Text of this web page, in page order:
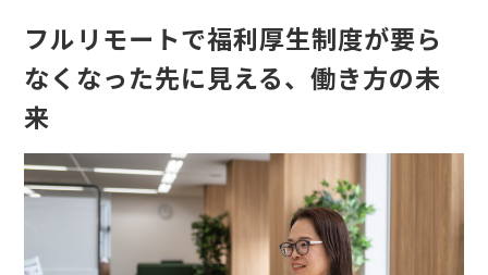
フルリモートで福利厚生制度が要ら
なくなった先に見える、働き方の未
来